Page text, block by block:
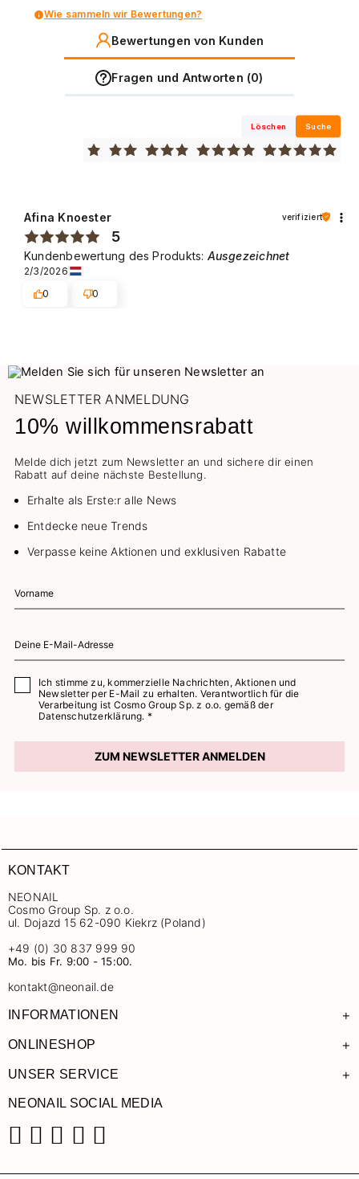
Wie sammeln wir Bewertungen?
Bewertungen von Kunden
Fragen und Antworten (0)
Löschen Suche
Afina Knoester verifiziert
5
Kundenbewertung des Produkts: Ausgezeichnet
2/3/2026
0
0
NEWSLETTER ANMELDUNG
10% willkommensrabatt
Melde dich jetzt zum Newsletter an und sichere dir einen
Rabatt auf deine nächste Bestellung.
Erhalte als Erste:r alle News
Entdecke neue Trends
Verpasse keine Aktionen und exklusiven Rabatte
Ich stimme zu, kommerzielle Nachrichten, Aktionen und
Newsletter per E-Mail zu erhalten. Verantwortlich für die
Verarbeitung ist Cosmo Group Sp. z o.o. gemäß der
Datenschutzerklärung. *
ZUM NEWSLETTER ANMELDEN
KONTAKT
NEONAIL
Cosmo Group Sp. z o.o.
ul. Dojazd 15 62-090 Kiekrz (Poland)
+49 (0) 30 837 999 90
Mo. bis Fr. 9:00 - 15:00.
kontakt@neonail.de
INFORMATIONEN +
ONLINESHOP +
UNSER SERVICE +
NEONAIL SOCIAL MEDIA